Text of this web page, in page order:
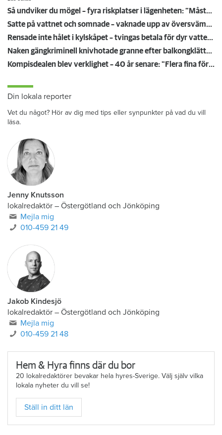
Så undviker du mögel – fyra riskplatser i lägenheten: ”Måste städa bort”
Satte på vattnet och somnade – vaknade upp av översvämning hos grannen
Rensade inte hålet i kylskåpet – tvingas betala för dyr vattenskada
Naken gängkriminell knivhotade granne efter balkongklättring
Kompisdealen blev verklighet – 40 år senare: "Flera fina fördelar med att dela bostad"
Din lokala reporter
Vet du något? Hör av dig med tips eller synpunkter på vad du vill
läsa.
Jenny Knutsson
lokalredaktör – Östergötland och Jönköping
Mejla mig
010-459 21 49
Jakob Kindesjö
lokalredaktör – Östergötland och Jönköping
Mejla mig
010-459 21 48
Hem & Hyra finns där du bor
20 lokalredaktörer bevakar hela hyres-Sverige. Välj själv vilka
lokala nyheter du vill se!
Ställ in ditt län